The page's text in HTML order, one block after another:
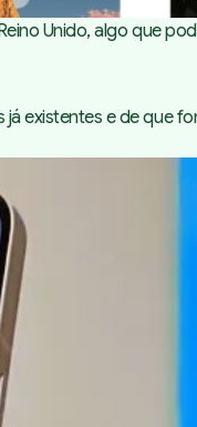
Unido, algo que
existentes e de que